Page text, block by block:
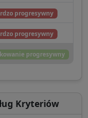
progresywny
progresywny
progresywny
Kryteriów